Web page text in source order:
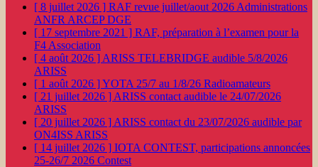
[ 8 juillet 2026 ] RAF revue juillet/aout 2026 Administrations
ANFR ARCEP DGE
[ 17 septembre 2021 ] RAF, préparation à l’examen pour la
F4 Association
[ 4 août 2026 ] ARISS TELEBRIDGE audible 5/8/2026
ARISS
[ 1 août 2026 ]YOTA 25/7 au 1/8/26 Radioamateurs
[ 21 juillet 2026 ] ARISS contact audible le 24/07/2026
ARISS
[ 20 juillet 2026 ] ARISS contact du 23/07/2026 audible par
ON4ISS ARISS
[ 14 juillet 2026 ] IOTA CONTEST, participations annoncées
25-26/7 2026 Contest